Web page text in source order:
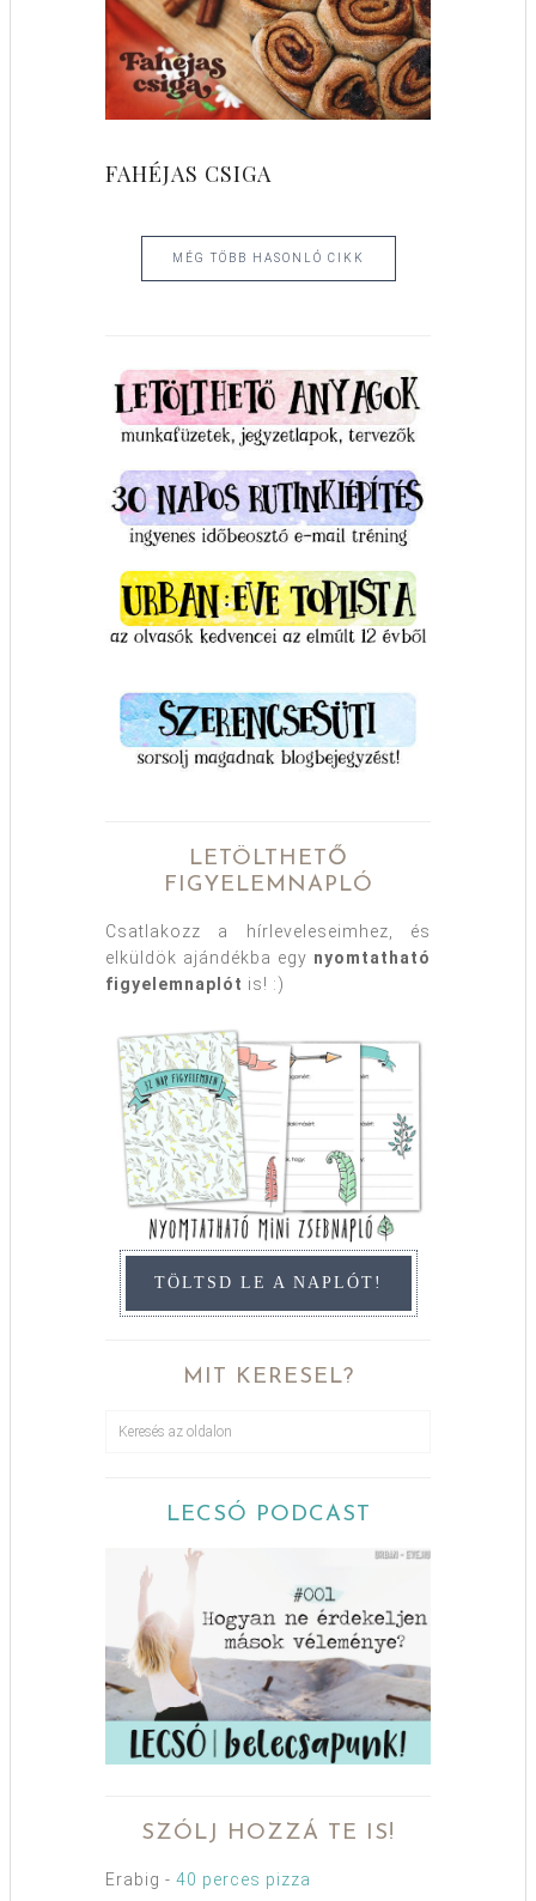
FAHÉJAS CSIGA
MÉG TÖBB HASONLÓ CIKK
LETÖLTHETŐ
FIGYELEMNAPLÓ
Csatlakozz a hírleveleseimhez, és
elküldök ajándékba egy nyomtatható
figyelemnaplót is! :)
TÖLTSD LE A NAPLÓT!
MIT KERESEL?
LECSÓ PODCAST
SZÓLJ HOZZÁ TE IS!
Erabig - 40 perces pizza